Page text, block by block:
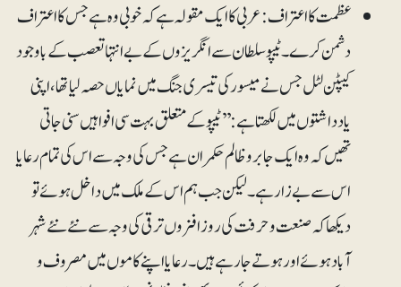
عظمت کا اعتراف:عربی کا ایک مقولہ ہے کہ خوبی وہ ہے جس کا اعتراف
دشمن کرے۔ ٹیپو سلطان سے انگریزوں کے بے انتہا تعصب کے باوجود
کیپٹن لٹل جس نے میسور کی تیسری جنگ میں نمایاں حصہ لیا تھا، اپنی
یادداشتوں میں لکھتا ہے: ’’ٹیپو کے متعلق بہت سی افواہیں سنی جاتی
تھیں کہ وہ ایک جابر و ظالم حکمران ہے جس کی وجہ سے اس کی تمام رعایا
اس سے بے زار ہے۔ لیکن جب ہم اس کے ملک میں داخل ہوئے تو
دیکھا کہ صنعت و حرفت کی روز افزوں ترقی کی وجہ سے نئے نئے شہر
آباد ہوئے اور ہوتے جارہے ہیں۔ رعایا اپنے کاموں میں مصروف و